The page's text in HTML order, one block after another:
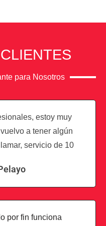
para Nosotros
estoy muy
a tener algún
servicio de 10
por fin funciona